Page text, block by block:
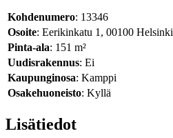
Kohdenumero: 13346
Osoite: Eerikinkatu 1, 00100 Helsinki
Pinta-ala: 151 m²
Uudisrakennus: Ei
Kaupunginosa: Kamppi
Osakehuoneisto: Kyllä
Lisätiedot